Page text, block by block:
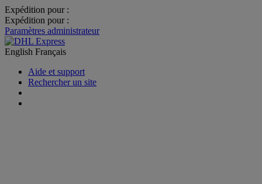
Expédition pour :
Expédition pour :
Paramètres administrateur
English Français
Aide et support
Rechercher un site